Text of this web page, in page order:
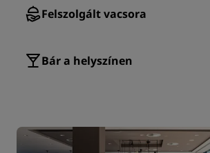
Felszolgált vacsora
Bár a helyszínen